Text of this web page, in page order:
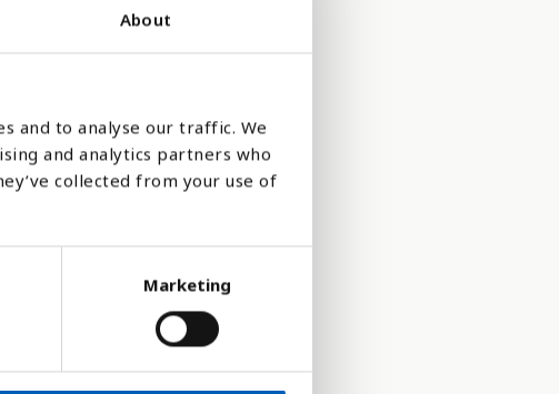
About
and to analyse our traffic. We
and analytics partners who
collected from your use of
Marketing
areal under